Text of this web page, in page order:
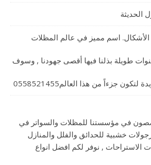
الحديثة
اسم مميز في عالم المظلات
طويلة بذلنا فيها أقصى جهودنا , وسوف
جزءاً من هذا العالم0558521455
في مؤسستنا للمظلات والسواتر في
خشبية للحدائق والفلل والمنازل
الاستراحات , نوفر لكم افضل انواع